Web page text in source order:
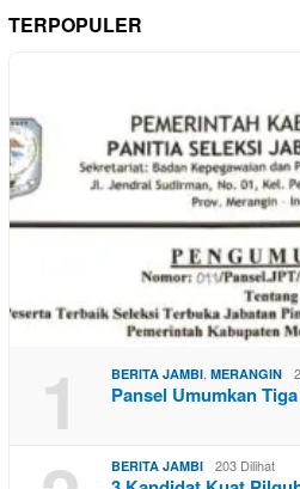
TERPOPULER
1 BERITA JAMBI MERANGIN
Pansel Umumkan
BERITA JAMBI 203 Dilihat